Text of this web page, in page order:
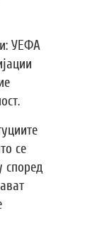
УЕФА
се
според